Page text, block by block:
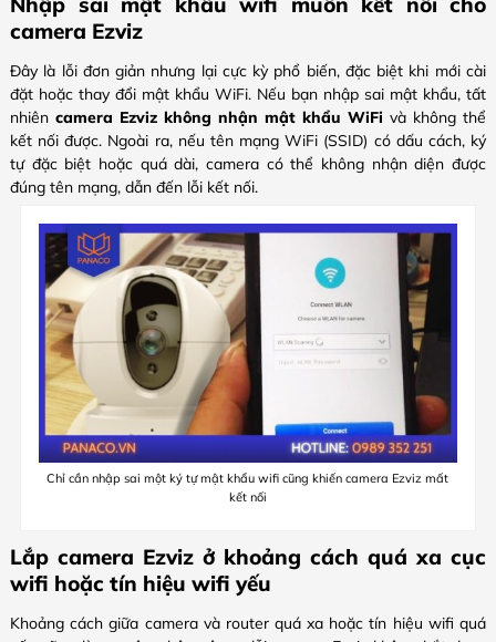
camera Ezviz
Đây là lỗi đơn giản nhưng lại cực kỳ phổ biến, đặc biệt khi mới cài
đặt hoặc thay đổi mật khẩu WiFi. Nếu bạn nhập sai mật khẩu, tất
nhiên camera Ezviz không nhận mật khẩu WiFi và không thể
kết nối được. Ngoài ra, nếu tên mạng WiFi (SSID) có dấu cách, ký
tự đặc biệt hoặc quá dài, camera có thể không nhận diện được
đúng tên mạng, dẫn đến lỗi kết nối.
Chỉ cần nhập sai một ký tự mật khẩu wifi cũng khiến camera Ezviz mất
kết nối
Lắp camera Ezviz ở khoảng cách quá xa cục
wifi hoặc tín hiệu wifi yếu
Khoảng cách giữa camera và router quá xa hoặc tín hiệu wifi quá